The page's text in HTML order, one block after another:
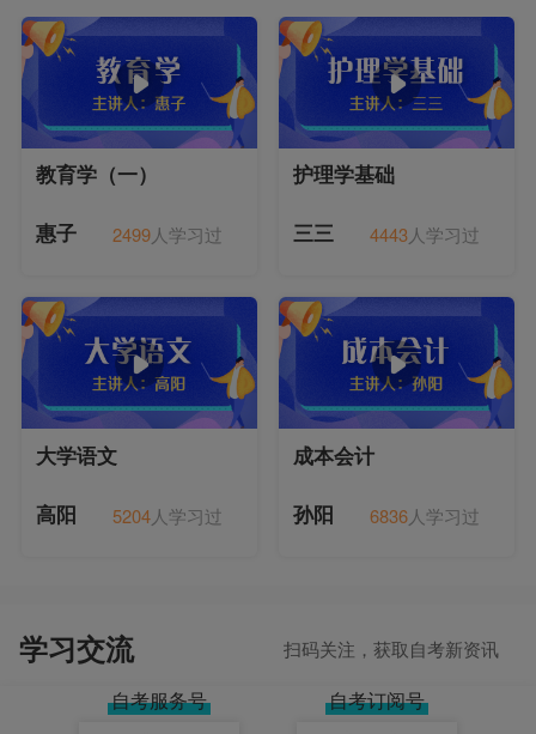
教育学（一）
惠子 2499人学习过
护理学基础
三三 4443人学习过
大学语文
高阳 5204人学习过
成本会计
孙阳 6836人学习过
学习交流 扫码关注，获取自考新资讯
自考服务号 自考订阅号